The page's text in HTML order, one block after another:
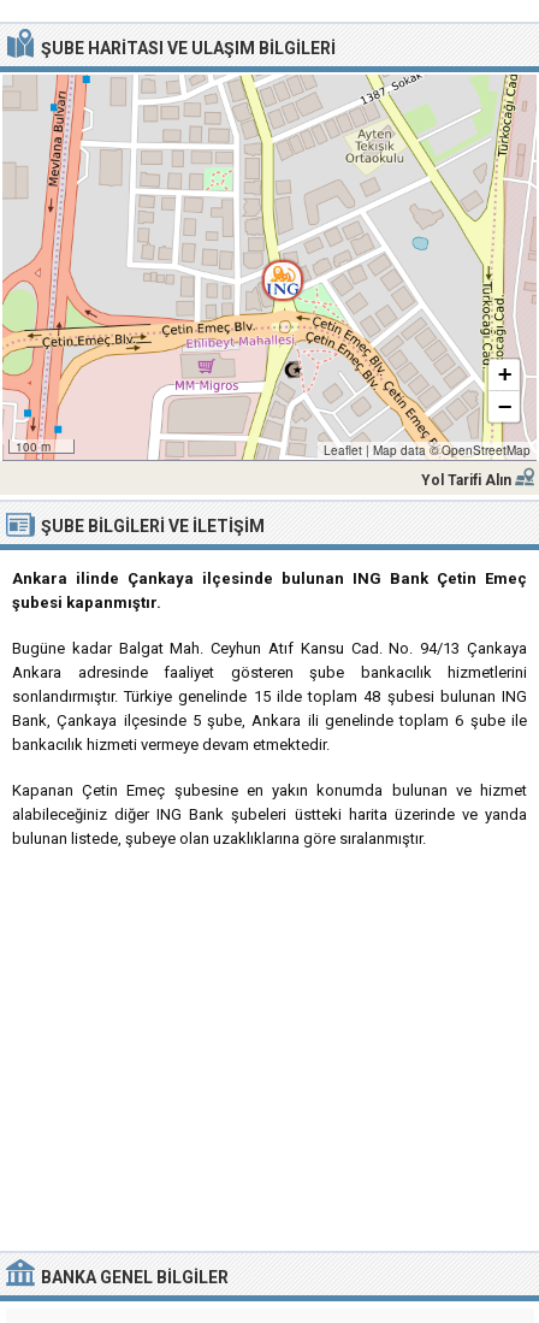
ŞUBE HARITASI VE ULAŞIM BILGILERI
100 m
+
−
Leaflet |Map data ©OpenStreetMap
Yol Tarifi Alın
ŞUBE BILGILERI VE İLETIŞIM
Ankara ilinde Çankaya ilçesinde bulunan ING Bank Çetin Emeç
şubesi kapanmıştır.
Bugüne kadar Balgat Mah. Ceyhun Atıf Kansu Cad. No. 94/13 Çankaya
Ankara adresinde faaliyet gösteren şube bankacılık hizmetlerini
sonlandırmıştır. Türkiye genelinde 15 ilde toplam 48 şubesi bulunan ING
Bank, Çankaya ilçesinde 5 şube, Ankara ili genelinde toplam 6 şube ile
bankacılık hizmeti vermeye devam etmektedir.
Kapanan Çetin Emeç şubesine en yakın konumda bulunan ve hizmet
alabileceğiniz diğer ING Bank şubeleri üstteki harita üzerinde ve yanda
bulunan listede, şubeye olan uzaklıklarına göre sıralanmıştır.
BANKA GENEL BILGILER